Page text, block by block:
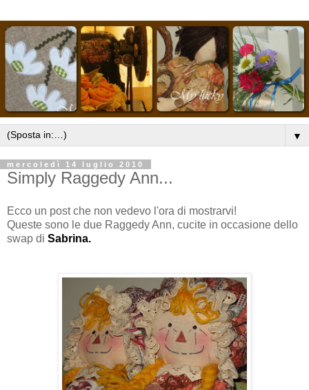
▼
mercoledì 14 luglio 2010
Simply Raggedy Ann...
Ecco un post che non vedevo l'ora di mostrarvi!
Queste sono le due Raggedy Ann, cucite in occasione dello
swap di Sabrina.